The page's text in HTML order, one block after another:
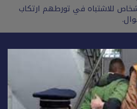
للاشتباه في تورطهم ارتكاب